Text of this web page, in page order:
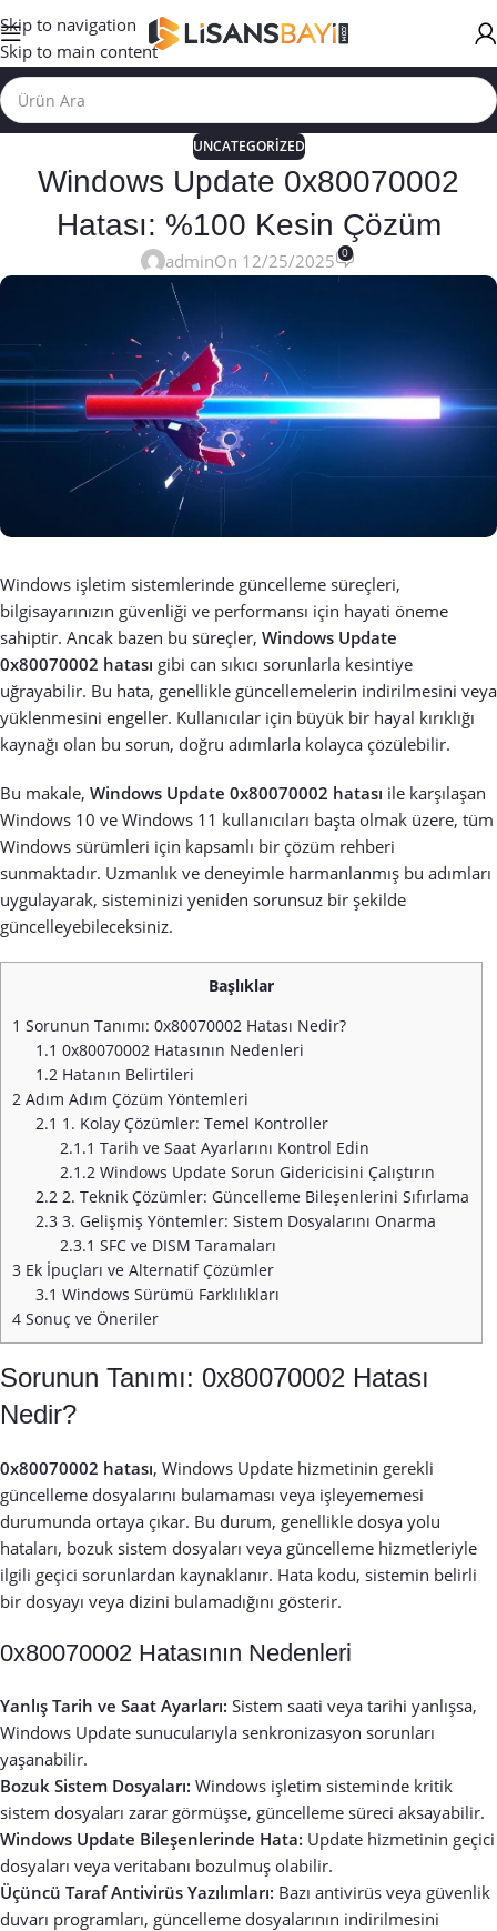
Skip to navigation
Skip to main content
UNCATEGORIZED
Windows Update 0x80070002
Hatası: %100 Kesin Çözüm
adminOn 12/25/2025 0
Windows işletim sistemlerinde güncelleme süreçleri,
bilgisayarınızın güvenliği ve performansı için hayati öneme
sahiptir. Ancak bazen bu süreçler, Windows Update
0x80070002 hatası gibi can sıkıcı sorunlarla kesintiye
uğrayabilir. Bu hata, genellikle güncellemelerin indirilmesini veya
yüklenmesini engeller. Kullanıcılar için büyük bir hayal kırıklığı
kaynağı olan bu sorun, doğru adımlarla kolayca çözülebilir.
Bu makale, Windows Update 0x80070002 hatası ile karşılaşan
Windows 10 ve Windows 11 kullanıcıları başta olmak üzere, tüm
Windows sürümleri için kapsamlı bir çözüm rehberi
sunmaktadır. Uzmanlık ve deneyimle harmanlanmış bu adımları
uygulayarak, sisteminizi yeniden sorunsuz bir şekilde
güncelleyebileceksiniz.
Başlıklar
1 Sorunun Tanımı: 0x80070002 Hatası Nedir?
1.1 0x80070002 Hatasının Nedenleri
1.2 Hatanın Belirtileri
2 Adım Adım Çözüm Yöntemleri
2.1 1. Kolay Çözümler: Temel Kontroller
2.1.1 Tarih ve Saat Ayarlarını Kontrol Edin
2.1.2Windows Update Sorun Gidericisini Çalıştırın
2.2 2. Teknik Çözümler: Güncelleme Bileşenlerini Sıfırlama
2.3 3. Gelişmiş Yöntemler: Sistem Dosyalarını Onarma
2.3.1 SFC ve DISM Taramaları
3 Ek İpuçları ve Alternatif Çözümler
3.1 Windows Sürümü Farklılıkları
4 Sonuç ve Öneriler
Sorunun Tanımı: 0x80070002 Hatası
Nedir?
0x80070002 hatası, Windows Update hizmetinin gerekli
güncelleme dosyalarını bulamaması veya işleyememesi
durumunda ortaya çıkar. Bu durum, genellikle dosya yolu
hataları, bozuk sistem dosyaları veya güncelleme hizmetleriyle
ilgili geçici sorunlardan kaynaklanır. Hata kodu, sistemin belirli
bir dosyayı veya dizini bulamadığını gösterir.
0x80070002 Hatasının Nedenleri
Yanlış Tarih ve Saat Ayarları: Sistem saati veya tarihi yanlışsa,
Windows Update sunucularıyla senkronizasyon sorunları
yaşanabilir.
Bozuk Sistem Dosyaları: Windows işletim sisteminde kritik
sistem dosyaları zarar görmüşse, güncelleme süreci aksayabilir.
Windows Update Bileşenlerinde Hata: Update hizmetinin geçici
dosyaları veya veritabanı bozulmuş olabilir.
Üçüncü Taraf Antivirüs Yazılımları: Bazı antivirüs veya güvenlik
duvarı programları, güncelleme dosyalarının indirilmesini